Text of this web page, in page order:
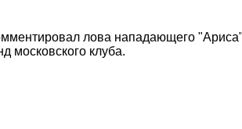
лова нападающего "Ариса"
московского клуба.